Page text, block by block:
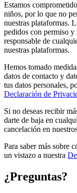
Estamos
niños, por lo que no
nuestras plataformas.
pedidos con permiso
responsable de
nuestras plataformas.
Hemos tomado
datos de contacto y
tus datos personales,
Declaración de
Si no deseas recibir
darte de baja en
cancelación en
Para saber más sobre
un vistazo a nuestra
¿Preguntas?